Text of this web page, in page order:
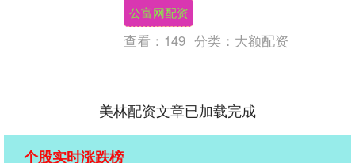
1.11%。跌幅居前的行业为社会服务....
公富网配资
查看： 149 分类： 大额配资
美林配资文章已加载完成
个股实时涨跌榜